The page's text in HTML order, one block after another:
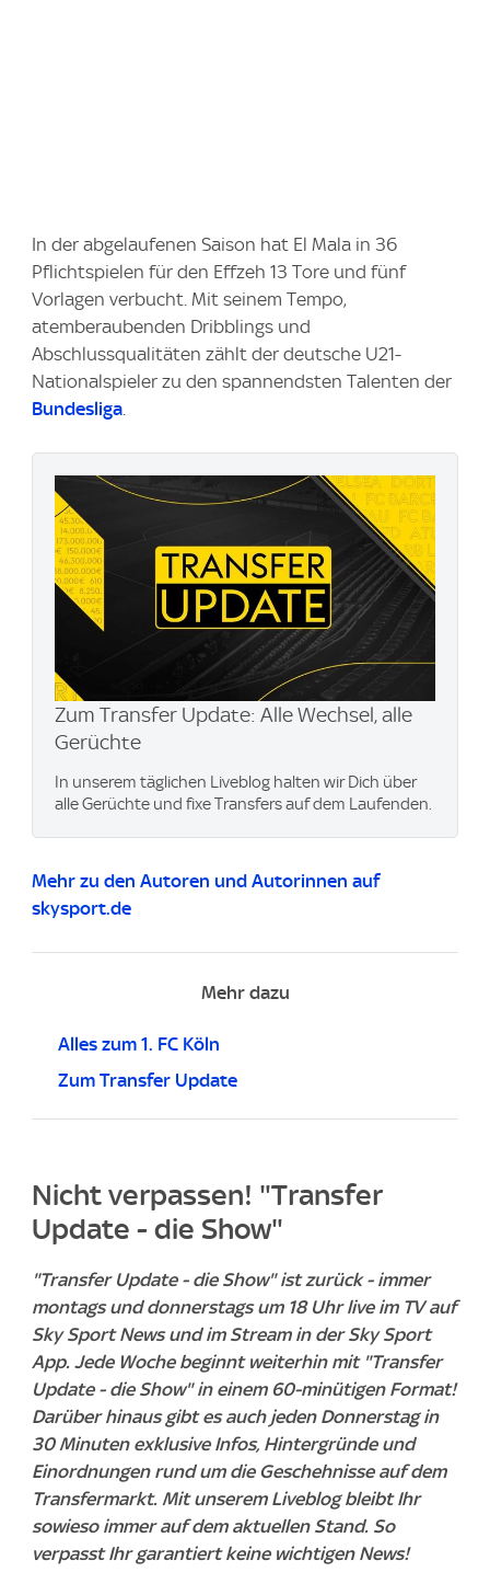
In der abgelaufenen Saison hat El Mala in 36
Pflichtspielen für den Effzeh 13 Tore und fünf
Vorlagen verbucht. Mit seinem Tempo,
atemberaubenden Dribblings und
Abschlussqualitäten zählt der deutsche U21-
Nationalspieler zu den spannendsten Talenten der
Bundesliga
Zum Transfer Update: Alle Wechsel, alle
Gerüchte
In unserem täglichen Liveblog halten wir Dich über
alle Gerüchte und fixe Transfers auf dem Laufenden.
Mehr zu den Autoren und Autorinnen auf
skysport.de
Mehr dazu
Alles zum 1. FC Köln
Zum Transfer Update
Nicht verpassen! "Transfer
Update - die Show"
"Transfer Update - die Show" ist zurück - immer
montags und donnerstags um 18 Uhr live im TV auf
Sky Sport News und im Stream in der Sky Sport
App. Jede Woche beginnt weiterhin mit "Transfer
Update - die Show" in einem 60-minütigen Format!
Darüber hinaus gibt es auch jeden Donnerstag in
30 Minuten exklusive Infos, Hintergründe und
Einordnungen rund um die Geschehnisse auf dem
Transfermarkt. Mit unserem Liveblog bleibt Ihr
sowieso immer auf dem aktuellen Stand. So
verpasst Ihr garantiert keine wichtigen News!